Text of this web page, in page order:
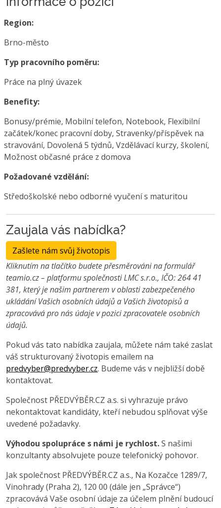
Region:
Brno-město
Typ pracovního poměru:
Práce na plný úvazek
Benefity:
Bonusy/prémie, Mobilní telefon, Notebook, Flexibilní
začátek/konec pracovní doby, Stravenky/příspěvek na
stravování, Dovolená 5 týdnů, Vzdělávací kurzy, školení,
Možnost občasné práce z domova
Požadované vzdělání:
Středoškolské nebo odborné vyučení s maturitou
Zaujala vás nabídka?
Zašlete nám svůj životopis
Kliknutím na tlačítko budete přesměrováni na formulář
teamio.cz – platformu společnosti LMC s.r.o., IČO: 264 41
381, který je našim partnerem v oblasti zabezpečeného
ukládání Vašich osobních údajů a Vašich životopisů a
zpracovává pro nás údaje v pozici zpracovatele osobních
údajů.
Pokud vás tato nabídka zaujala, můžete nám také zaslat
váš strukturovaný životopis emailem na
predvyber@predvyber.cz. Budeme vás v nejbližší době
kontaktovat.
Společnost PŘEDVÝBĚR.CZ a.s. si vyhrazuje právo
nekontaktovat kandidáty, kteří nebudou splňovat výše
uvedené požadavky.
Výhodou spolupráce s námi je rychlost.S našimi
konzultanty absolvujete pouze telefonický pohovor.
Jak společnost PŘEDVÝBĚR.CZ a.s., Na Kozačce 1289/7,
Vinohrady (Praha 2), 120 00 (dále jen „Správce“)
zpracovává Vaše osobní údaje za účelem plnění budoucí